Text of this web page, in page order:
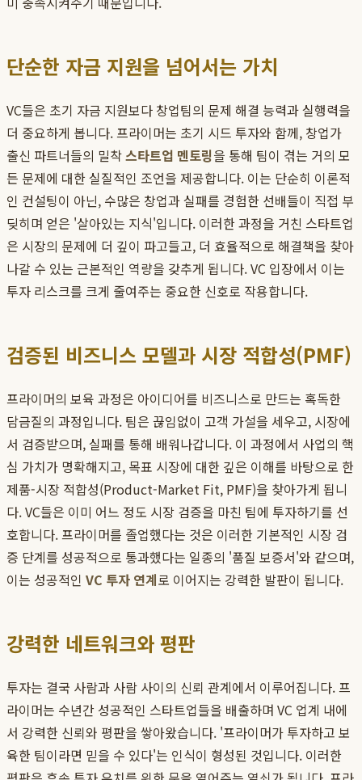
단순한 자금 지원을 넘어서는 가치
VC들은 초기 자금 지원보다 창업팀의 문제 해결 능력과 실행력을
더 중요하게 봅니다. 프라이머는 초기 시드 투자와 함께, 창업가
출신 파트너들의 밀착스타트업 멘토링을 통해 팀이 겪는 거의 모
든 문제에 대한 실질적인 조언을 제공합니다. 이는 단순히 이론적
인 컨설팅이 아닌, 수많은 창업과 실패를 경험한 선배들이 직접 부
딪히며 얻은 '살아있는 지식'입니다. 이러한 과정을 거친 스타트업
은 시장의 문제에 더 깊이 파고들고, 더 효율적으로 해결책을 찾아
나갈 수 있는 근본적인 역량을 갖추게 됩니다. VC 입장에서 이는
투자 리스크를 크게 줄여주는 중요한 신호로 작용합니다.
검증된 비즈니스 모델과 시장 적합성(PMF)
프라이머의 보육 과정은 아이디어를 비즈니스로 만드는 혹독한
담금질의 과정입니다. 팀은 끊임없이 고객 가설을 세우고, 시장에
서 검증받으며, 실패를 통해 배워나갑니다. 이 과정에서 사업의 핵
심 가치가 명확해지고, 목표 시장에 대한 깊은 이해를 바탕으로 한
제품-시장 적합성(Product-Market Fit, PMF)을 찾아가게 됩니
다. VC들은 이미 어느 정도 시장 검증을 마친 팀에 투자하기를 선
호합니다. 프라이머를 졸업했다는 것은 이러한 기본적인 시장 검
증 단계를 성공적으로 통과했다는 일종의 '품질 보증서'와 같으며,
이는 성공적인 VC 투자 연계로 이어지는 강력한 발판이 됩니다.
강력한 네트워크와 평판
투자는 결국 사람과 사람 사이의 신뢰 관계에서 이루어집니다. 프
라이머는 수년간 성공적인 스타트업들을 배출하며 VC 업계 내에
서 강력한 신뢰와 평판을 쌓아왔습니다. '프라이머가 투자하고 보
육한 팀이라면 믿을 수 있다'는 인식이 형성된 것입니다. 이러한